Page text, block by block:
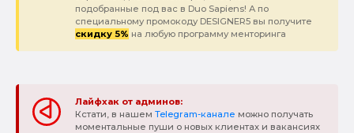
подобранные под вас в Duo Sapiens! А по
специальному промокоду DESIGNER5 вы получите
скидку 5% на любую программу менторинга
Лайфхак от админов:
Кстати, в нашем Telegram-канале можно получать
моментальные пуши о новых клиентах и вакансиях